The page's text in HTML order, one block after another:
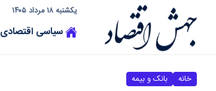
یکشنبه ۱۸ مرداد ۱۴۰۵
سیاسی اقتصادی
خانه بانک و بیمه